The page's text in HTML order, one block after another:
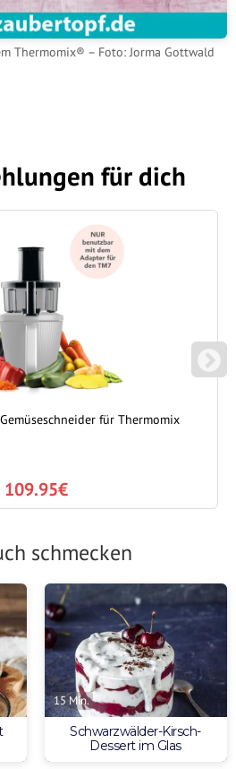
Thermomix® – Foto: Jorma Gottwald
für dich
für Thermomix
109.95€
N
EXT
schmecken
15 Min.
Schwarzwälder-Kirsch-
Dessert im Glas